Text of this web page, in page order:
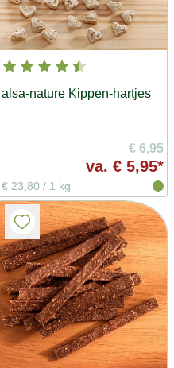
alsa-nature Kippen-hartjes
€ 6,95
va. € 5,95*
€ 23,80 / 1 kg